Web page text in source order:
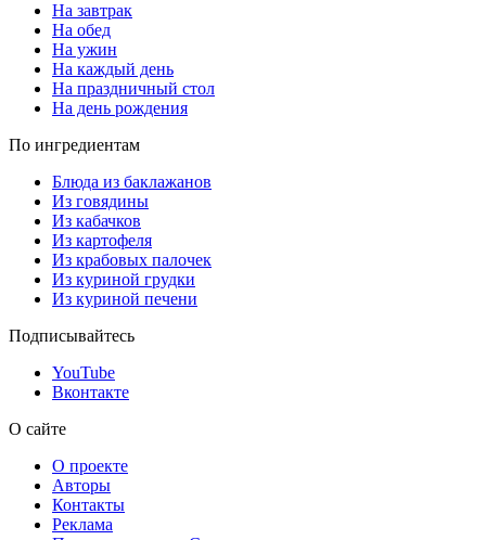
На завтрак
На обед
На ужин
На каждый день
На праздничный стол
На день рождения
По ингредиентам
Блюда из баклажанов
Из говядины
Из кабачков
Из картофеля
Из крабовых палочек
Из куриной грудки
Из куриной печени
Подписывайтесь
YouTube
Вконтакте
О сайте
О проекте
Авторы
Контакты
Реклама